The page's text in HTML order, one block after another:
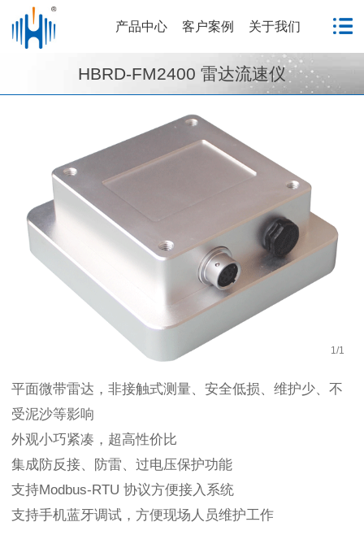
产品中心 客户案例 关于我们
HBRD-FM2400 雷达流速仪
1 /1
平面微带雷达，非接触式测量、安全低损、维护少、不
受泥沙等影响
外观小巧紧凑，超高性价比
集成防反接、防雷、过电压保护功能
支持Modbus-RTU 协议方便接入系统
支持手机蓝牙调试，方便现场人员维护工作